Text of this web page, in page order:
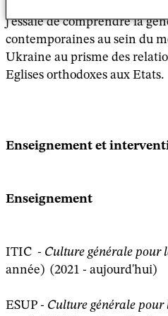
j'essaie de comprendre la
contemporaines au sein du
Ukraine au prisme des
Eglises orthodoxes aux Etats.
Enseignement et
Enseignement
ITIC - Culture générale pour
année) (2021 - aujourd'hui)
ESUP - Culture générale pour